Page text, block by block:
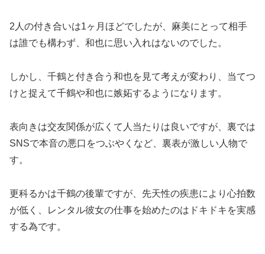
2人の付き合いは1ヶ月ほどでしたが、麻美にとって相手
は誰でも構わず、和也に思い入れはないのでした。
しかし、千鶴と付き合う和也を見て考えが変わり、当てつ
けと捉えて千鶴や和也に嫉妬するようになります。
表向きは交友関係が広くて人当たりは良いですが、裏では
SNSで本音の悪口をつぶやくなど、裏表が激しい人物で
す。
更科るかは千鶴の後輩ですが、先天性の疾患により心拍数
が低く、レンタル彼女の仕事を始めたのはドキドキを実感
する為です。